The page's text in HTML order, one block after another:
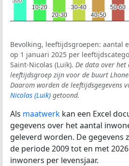
10-20
10-20
20-30
20-30
30-40
30-40
40-50
40-50
50-60
50-60
Bevolking, leeftijdsgroepen: aantal
op 1 januari 2025 per
Saint-Nicolas (Luik). De data over
leeftijdsgroep zijn voor de buurt
Daarom worden de leeftijdsgegevens
Nicolas (Luik) getoond.
Als maatwerk kan een Excel
gegevens over het aantal
geleverd worden. De gegevens
de periode 2009 tot en met
inwoners per levensjaar.